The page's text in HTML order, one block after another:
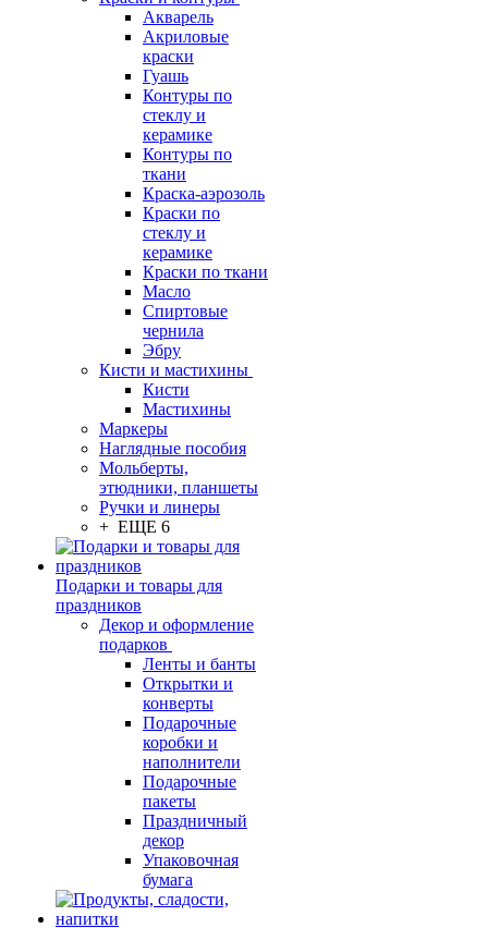
Акварель
Акриловые
краски
Гуашь
Контуры по
стеклу и
керамике
Контуры по
ткани
Краска-аэрозоль
Краски по
стеклу и
керамике
Краски по ткани
Масло
Спиртовые
чернила
Эбру
Кисти и мастихины
Кисти
Мастихины
Маркеры
Наглядные пособия
Мольберты,
этюдники, планшеты
Ручки и линеры
+ ЕЩЕ 6
Подарки и товары для
праздников
Декор и оформление
подарков
Ленты и банты
Открытки и
конверты
Подарочные
коробки и
наполнители
Подарочные
пакеты
Праздничный
декор
Упаковочная
бумага